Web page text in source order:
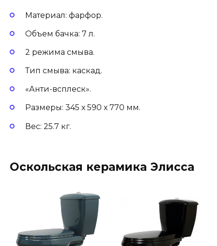
Материал: фарфор.
Объем бачка: 7 л.
2 режима смыва.
Тип смыва: каскад.
«Анти-всплеск».
Размеры: 345 х 590 х 770 мм.
Вес: 25.7 кг.
Оскольская керамика Элисса